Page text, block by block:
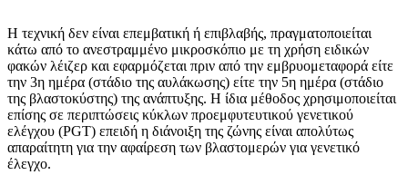
Η τεχνική δεν είναι επεμβατική ή επιβλαβής, πραγματοποιείται
κάτω από το ανεστραμμένο μικροσκόπιο με τη χρήση ειδικών
φακών λέιζερ και εφαρμόζεται πριν από την εμβρυομεταφορά είτε
την 3η ημέρα (στάδιο της αυλάκωσης) είτε την 5η ημέρα (στάδιο
της βλαστοκύστης) της ανάπτυξης. Η ίδια μέθοδος χρησιμοποιείται
επίσης σε περιπτώσεις κύκλων προεμφυτευτικού γενετικού
ελέγχου (PGT) επειδή η διάνοιξη της ζώνης είναι απολύτως
απαραίτητη για την αφαίρεση των βλαστομερών για γενετικό
έλεγχο.